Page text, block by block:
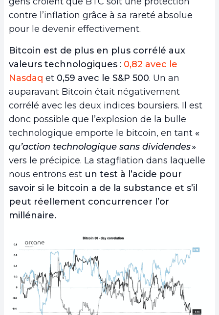
contre l’inflation grâce à sa rareté absolue
pour le devenir effectivement.
Bitcoin est de plus en plus corrélé aux
valeurs technologiques : 0,82 avec le
Nasdaq et 0,59 avec le S&P 500. Un an
auparavant Bitcoin était négativement
corrélé avec les deux indices boursiers. Il est
donc possible que l’explosion de la bulle
technologique emporte le bitcoin, en tant «
qu’action technologique sans dividendes»
vers le précipice. La stagflation dans laquelle
nous entrons est un test à l’acide pour
savoir si le bitcoin a de la substance et s’il
peut réellement concurrencer l’or
millénaire.